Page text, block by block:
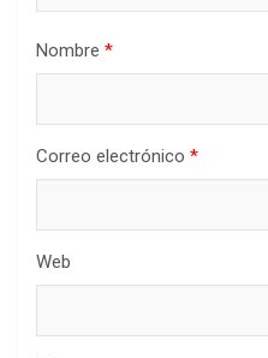
Nombre *
Correo electrónico *
Web